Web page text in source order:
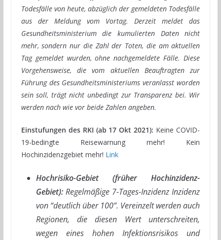
Todesfälle von heute, abzüglich der gemeldeten Todesfälle
aus der Meldung vom Vortag. Derzeit meldet das
Gesundheitsministerium die kumulierten Daten nicht
mehr, sondern nur die Zahl der Toten, die am aktuellen
Tag gemeldet wurden, ohne nachgemeldete Fälle. Diese
Vorgehensweise, die vom aktuellen Beauftragten zur
Führung des Gesundheitsministeriums veranlasst worden
sein soll, trägt nicht unbedingt zur Transparenz bei. Wir
werden nach wie vor beide Zahlen angeben.
Einstufungen des RKI (ab 17 Okt 2021): Keine COVID-
19-bedingte Reisewarnung mehr! Kein
Hochinzidenzgebiet mehr! Link
Hochrisiko-Gebiet (früher Hochinzidenz-
Gebiet):Regelmäßige 7-Tages-Inzidenz Inzidenz
von “deutlich über 100”. Vereinzelt werden auch
Regionen, die diesen Wert unterschreiten,
wegen eines hohen Infektionsrisikos und